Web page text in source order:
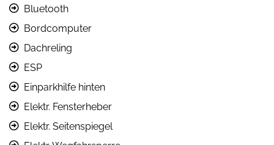
Bluetooth
Bordcomputer
Dachreling
ESP
Einparkhilfe hinten
Elektr. Fensterheber
Elektr. Seitenspiegel